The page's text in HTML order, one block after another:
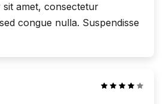
amet, consectetur
congue nulla. Suspendisse